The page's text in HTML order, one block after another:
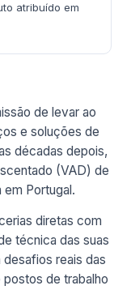
atribuído em
de levar ao
e soluções de
décadas depois,
(VAD) de
Portugal.
diretas com
técnica das suas
reais das
de trabalho